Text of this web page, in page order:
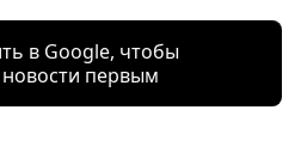
в Google, чтобы
новости первым